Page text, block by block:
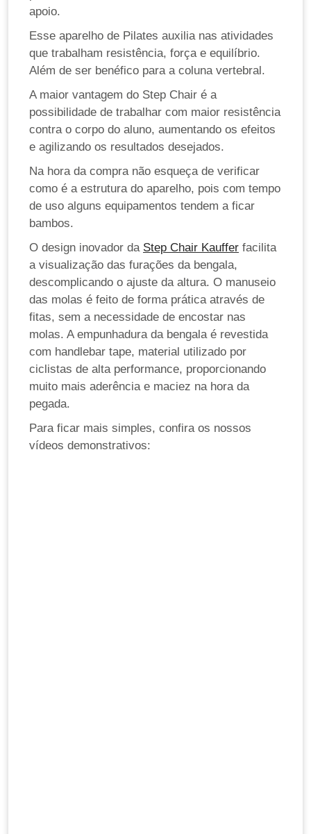
apoio.
Esse aparelho de Pilates auxilia nas atividades
que trabalham resistência, força e equilíbrio.
Além de ser benéfico para a coluna vertebral.
A maior vantagem do Step Chair é a
possibilidade de trabalhar com maior resistência
contra o corpo do aluno, aumentando os efeitos
e agilizando os resultados desejados.
Na hora da compra não esqueça de verificar
como é a estrutura do aparelho, pois com tempo
de uso alguns equipamentos tendem a ficar
bambos.
O design inovador da Step Chair Kauffer facilita
a visualização das furações da bengala,
descomplicando o ajuste da altura. O manuseio
das molas é feito de forma prática através de
fitas, sem a necessidade de encostar nas
molas. A empunhadura da bengala é revestida
com handlebar tape, material utilizado por
ciclistas de alta performance, proporcionando
muito mais aderência e maciez na hora da
pegada.
Para ficar mais simples, confira os nossos
vídeos demonstrativos: